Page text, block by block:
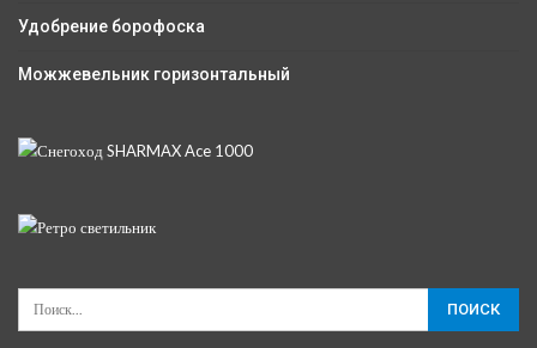
Удобрение борофоска
Можжевельник горизонтальный